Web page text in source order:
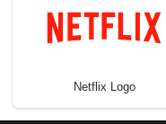
Netflix Logo